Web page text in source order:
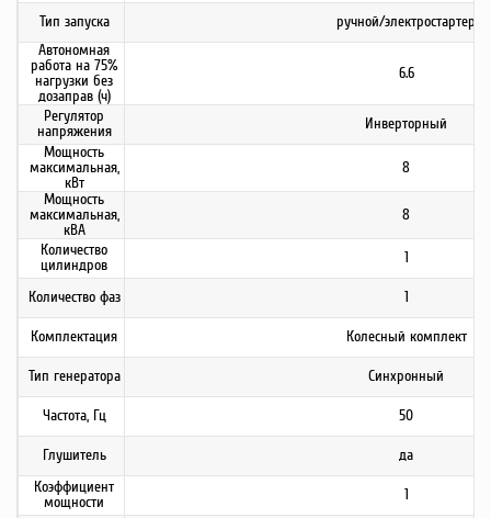
Тип запуска
ручной/электростартер
Автономная
работа на 75%
нагрузки без
дозаправ (ч)
6.6
Регулятор
напряжения
Инверторный
Мощность
максимальная,
кВт
8
Мощность
максимальная,
кВА
8
Количество
цилиндров
1
Количество фаз 1
Комплектация Колесный комплект
Тип генератора Синхронный
Частота, Гц 50
Глушитель
да
Коэффициент
мощности
1